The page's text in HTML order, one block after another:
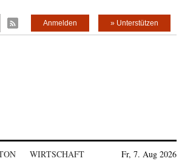
» Unterstützen
Anmelden
WIRTSCHAFT Fr, 7. Aug 2026